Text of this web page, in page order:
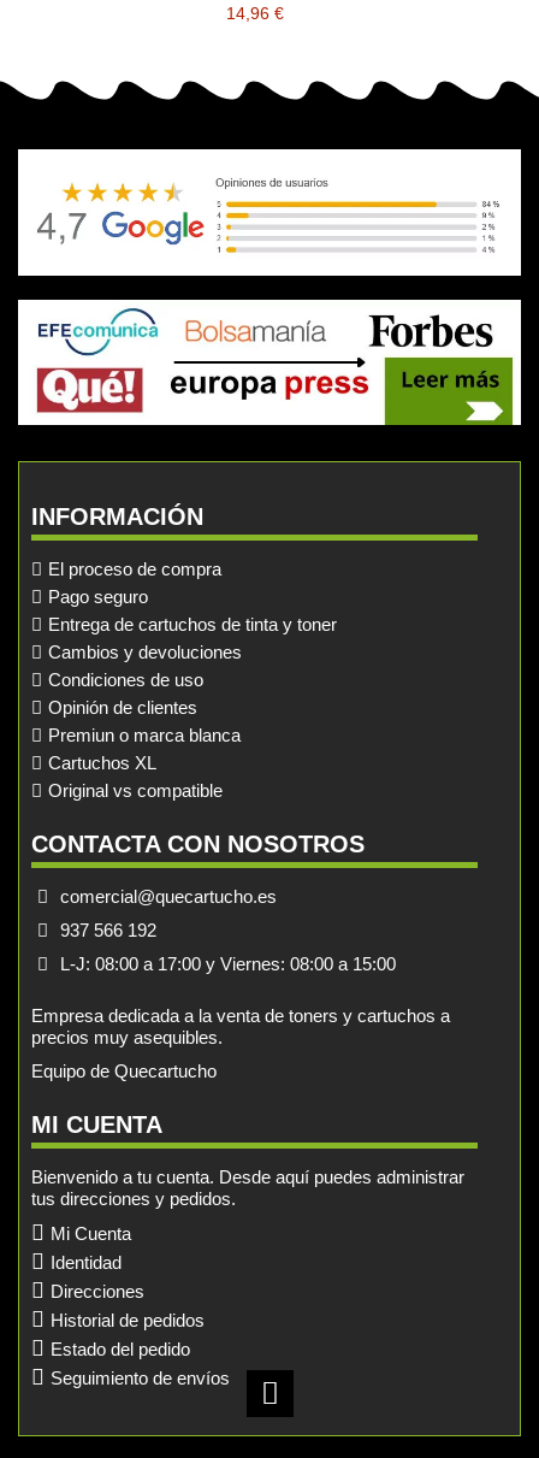
14,96 €
INFORMACIÓN
El proceso de compra
Pago seguro
Entrega de cartuchos de tinta y toner
Cambios y devoluciones
Condiciones de uso
Opinión de clientes
Premiun o marca blanca
Cartuchos XL
Original vs compatible
CONTACTA CON NOSOTROS
comercial@quecartucho.es
937 566 192
L-J: 08:00 a 17:00 y Viernes: 08:00 a 15:00
Empresa dedicada a la venta de toners y cartuchos a
precios muy asequibles.
Equipo de Quecartucho
MI CUENTA
Bienvenido a tu cuenta. Desde aquí puedes administrar
tus direcciones y pedidos.
Mi Cuenta
Identidad
Direcciones
Historial de pedidos
Estado del pedido
Seguimiento de envíos